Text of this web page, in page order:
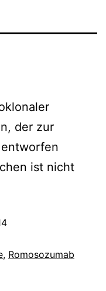
der zur
ist nicht
, Romosozumab